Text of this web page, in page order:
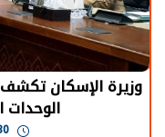
الرئيس السيسي:
يحتاج إلى سنوات